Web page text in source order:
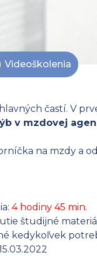
Videoškolenia
častí. V
v mzdovej
na mzdy a
4 hodiny 45 min.
študijné
kedykoľvek